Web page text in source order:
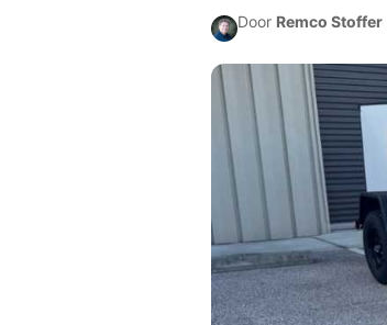
Door Remco Stoffer